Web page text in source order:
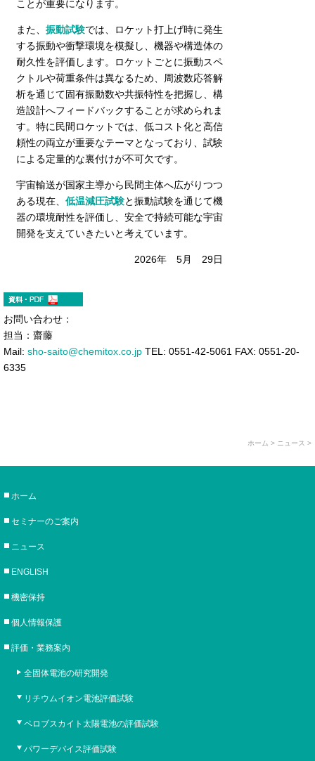
ことが重要になります。
また、 振動試験では、ロケット打上げ時に発生
する振動や衝撃環境を模擬し、機器や構造体の
耐久性を評価します。ロケットごとに振動スペ
クトルや荷重条件は異なるため、周波数応答解
析を通じて固有振動数や共振特性を把握し、構
造設計へフィードバックすることが求められま
す。特に民間ロケットでは、低コスト化と高信
頼性の両立が重要なテーマとなっており、試験
による定量的な裏付けが不可欠です。
宇宙輸送が国家主導から民間主体へ広がりつつ
ある現在、 低温減圧試験と振動試験を通じて機
器の環境耐性を評価し、安全で持続可能な宇宙
開発を支えていきたいと考えています。
2026年 5月 29日
お問い合わせ：
担当：齋藤
Mail: sho-saito@chemitox.co.jp TEL: 0551-42-5061 FAX: 0551-20-
6335
ホーム > ニュース >
ホーム
セミナーのご案内
ニュース
ENGLISH
機密保持
個人情報保護
評価・業務案内
全固体電池の研究開発
リチウムイオン電池評価試験
ペロブスカイト太陽電池の評価試験
パワーデバイス評価試験